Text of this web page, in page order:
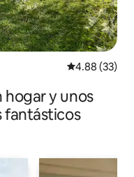
Calificación
4.88 (33)
y unos
fantásticos